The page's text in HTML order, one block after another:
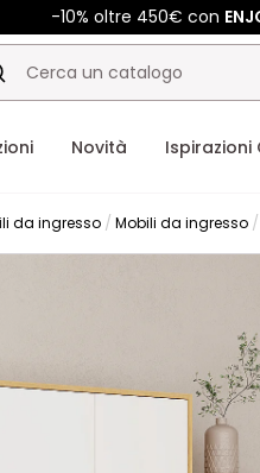
-10% oltre 450€ con
Novità Ispirazioni
da ingresso Mobili da ingresso